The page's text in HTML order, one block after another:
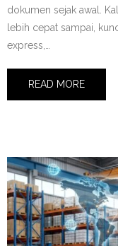
dokumen sejak awal.
lebih cepat sampai,
express,…
READ MORE